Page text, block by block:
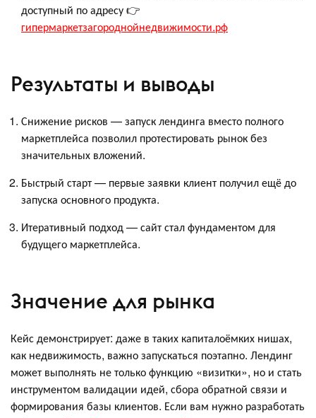
доступный по адресу 👉
гипермаркетзагороднойнедвижимости.рф
Результаты и выводы
Снижение рисков — запуск лендинга вместо полного
маркетплейса позволил протестировать рынок без
значительных вложений.
Быстрый старт — первые заявки клиент получил ещё до
запуска основного продукта.
Итеративный подход — сайт стал фундаментом для
будущего маркетплейса.
Значение для рынка
Кейс демонстрирует: даже в таких капиталоёмких нишах,
как недвижимость, важно запускаться поэтапно. Лендинг
может выполнять не только функцию «визитки», но и стать
инструментом валидации идей, сбора обратной связи и
формирования базы клиентов. Если вам нужно разработать